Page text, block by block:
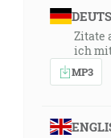
Zitate
ich
MP3